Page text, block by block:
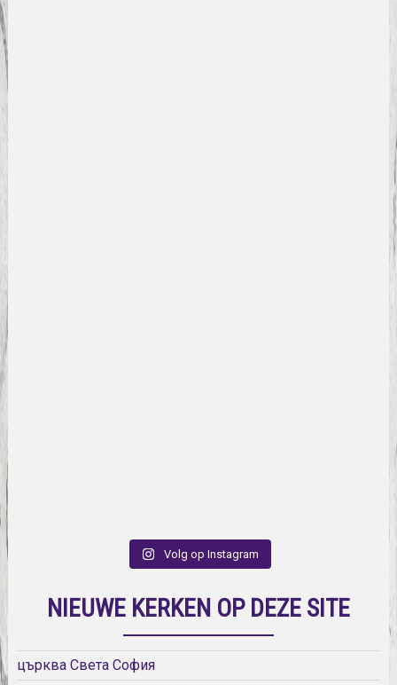
Volg op Instagram
NIEUWE KERKEN OP DEZE SITE
църква Света София